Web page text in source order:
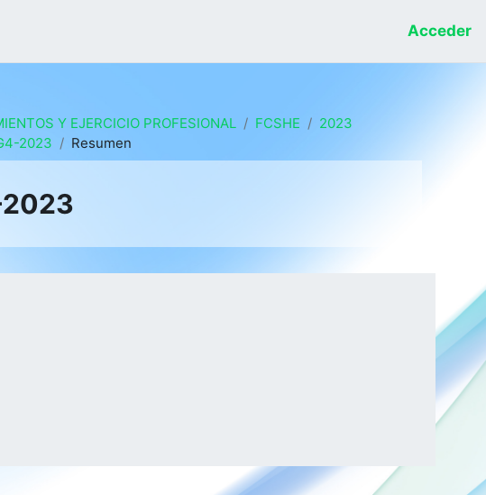
Acceder
Y EJERCICIO PROFESIONAL FCSHE
2023
2023 Resumen
2023